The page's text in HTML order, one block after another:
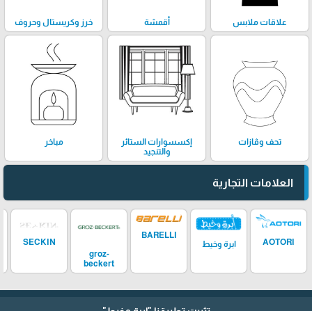
علاقات ملابس أقمشة خرز وكريستال وحروف
تحف وڤازات
إكسسوارات الستائر
والتنجيد
مباخر
العلامات التجارية
AOTORI ابرة وخيط
BARELLI
groz-
beckert
SECKIN